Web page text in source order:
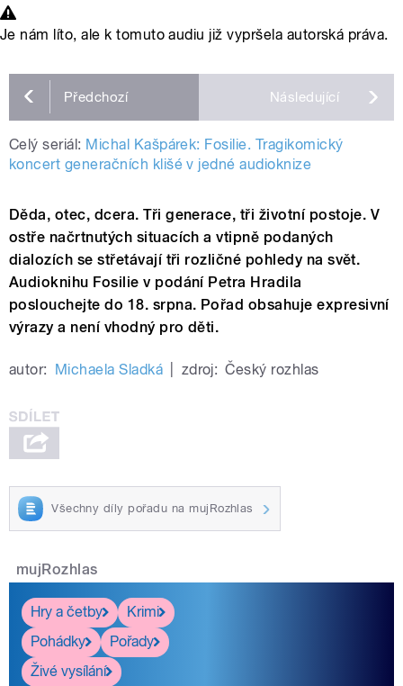
Je nám líto, ale k tomuto audiu již vypršela autorská práva.
Předchozí Následující
Celý seriál: Michal Kašpárek: Fosilie. Tragikomický
koncert generačních klišé v jedné audioknize
Děda, otec, dcera. Tři generace, tři životní postoje. V
ostře načrtnutých situacích a vtipně podaných
dialozích se střetávají tři rozličné pohledy na svět.
Audioknihu Fosilie v podání Petra Hradila
poslouchejte do 18. srpna. Pořad obsahuje expresivní
výrazy a není vhodný pro děti.
autor: Michaela Sladká zdroj: Český rozhlas
Všechny díly pořadu na mujRozhlas
mujRozhlas
Hry a četby
Krimi
Pohádky
Pořady
Živé vysílání